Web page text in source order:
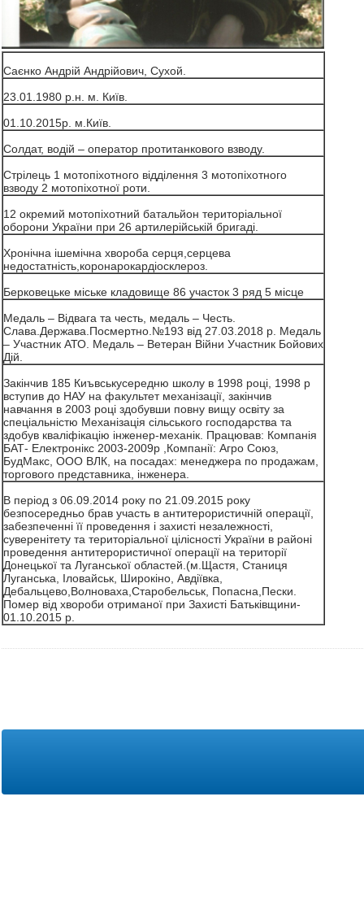
Саєнко Андрій Андрійович, Сухой.
23.01.1980 р.н. м. Київ.
01.10.2015р. м.Київ.
Солдат, водій – оператор протитанкового взводу.
Стрілець 1 мотопіхотного відділення 3 мотопіхотного
взводу 2 мотопіхотної роти.
12 окремий мотопіхотний батальйон територіальної
оборони України при 26 артилерійській бригаді.
Хронічна ішемічна хвороба серця,серцева
недостатність,коронарокардіосклероз.
Берковецьке міське кладовище 86 участок 3 ряд 5 місце
Медаль – Відвага та честь, медаль – Честь.
Слава.Держава.Посмертно.№193 від 27.03.2018 р. Медаль
– Участник АТО. Медаль – Ветеран Війни Участник Бойових
Дій.
Закінчив 185 Киъвськусередню школу в 1998 році, 1998 р
вступив до НАУ на факультет механізації, закінчив
навчання в 2003 році здобувши повну вищу освіту за
спеціальністю Механізація сільського господарства та
здобув кваліфікацію інженер-механік. Працював: Компанія
БАТ- Електронікс 2003-2009р ,Компанії: Агро Союз,
БудМакс, ООО ВЛК, на посадах: менеджера по продажам,
торгового представника, інженера.
В період з 06.09.2014 року по 21.09.2015 року
безпосередньо брав участь в антитерористичній операції,
забезпеченні її проведення і захисті незалежності,
суверенітету та територіальної цілісності України в районі
проведення антитерористичної операції на території
Донецької та Луганської областей.(м.Щастя, Станиця
Луганська, Іловайськ, Широкіно, Авдіївка,
Дебальцево,Волноваха,Старобельськ, Попасна,Пески.
Помер від хвороби отриманої при Захисті Батьківщини-
01.10.2015 р.